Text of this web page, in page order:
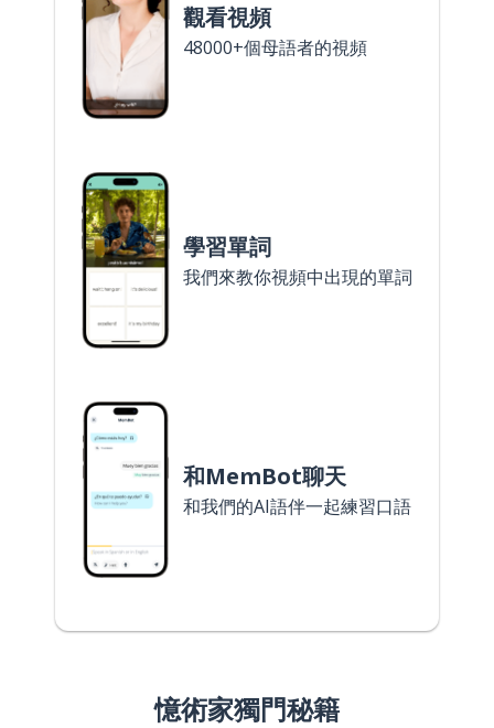
觀看視頻
48000+個母語者的視頻
學習單詞
我們來教你視頻中出現的單詞
和MemBot聊天
和我們的AI語伴一起練習口語
憶術家獨門秘籍